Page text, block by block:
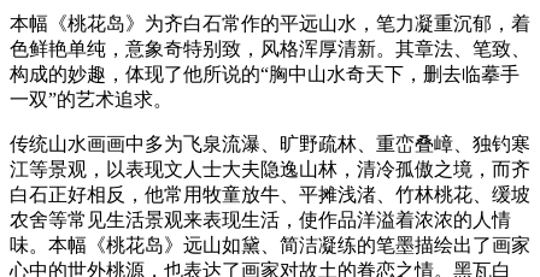
本幅《桃花岛》为齐白石常作的平远山水，笔力凝重沉郁，着
色鲜艳单纯，意象奇特别致，风格浑厚清新。其章法、笔致、
构成的妙趣，体现了他所说的“胸中山水奇天下，删去临摹手
一双”的艺术追求。
传统山水画画中多为飞泉流瀑、旷野疏林、重峦叠嶂、独钓寒
江等景观，以表现文人士大夫隐逸山林，清冷孤傲之境，而齐
白石正好相反，他常用牧童放牛、平摊浅渚、竹林桃花、缓坡
农舍等常见生活景观来表现生活，使作品洋溢着浓浓的人情
味。本幅《桃花岛》远山如黛、简洁凝练的笔墨描绘出了画家
心中的世外桃源，也表达了画家对故土的眷恋之情。黑瓦白